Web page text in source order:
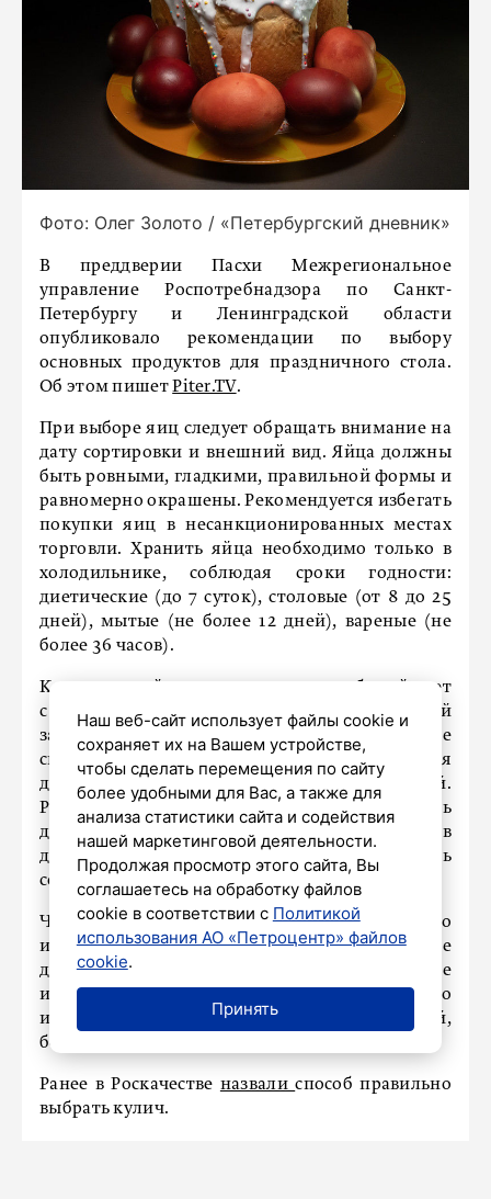
Фото: Олег Золото / «Петербургский дневник»
В преддверии Пасхи Межрегиональное
управление Роспотребнадзора по Санкт-
Петербургу и Ленинградской области
опубликовало рекомендации по выбору
основных продуктов для праздничного стола.
Об этом пишетPiter.TV.
При выборе яиц следует обращать внимание на
дату сортировки и внешний вид. Яйца должны
быть ровными, гладкими, правильной формы и
равномерно окрашены. Рекомендуется избегать
покупки яиц в несанкционированных местах
торговли. Хранить яйца необходимо только в
холодильнике, соблюдая сроки годности:
диетические (до 7 суток), столовые (от 8 до 25
дней), мытые (не более 12 дней), вареные (не
более 36 часов).
Качественный творог должен иметь белый цвет
с легким кремовым оттенком и слегка кислый
запах. Допускается небольшое выделение
сыворотки у нежирного творога. Консистенция
должна быть мягкой и однородной.
Роспотребнадзор не рекомендует приобретать
домашний творог у частных лиц, так как в
домашних условиях сложно обеспечить
соблюдение санитарных норм.
Что касается куличей, то следует внимательно
изучать состав. В качественном продукте
должны присутствовать только натуральные
ингредиенты, такие как яйца, сливочное масло
и сахар. Верхушка кулича должна быть сухой,
без липкости и белесого налета.
Ранее в Роскачестве назвалиспособ правильно
выбрать кулич.
Наш веб-сайт использует файлы cookie и
сохраняет их на Вашем устройстве,
чтобы сделать перемещения по сайту
более удобными для Вас, а также для
анализа статистики сайта и содействия
нашей маркетинговой деятельности.
Продолжая просмотр этого сайта, Вы
соглашаетесь на обработку файлов
cookie в соответствии с Политикой
использования АО «Петроцентр» файлов
cookie.
Принять